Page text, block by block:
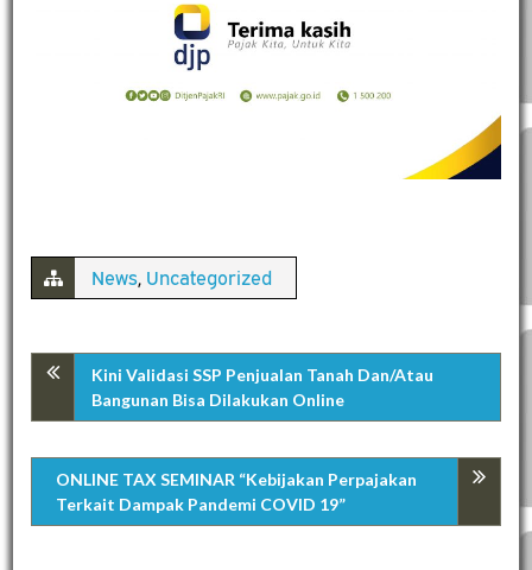
News, Uncategorized
Kini Validasi SSP Penjualan Tanah Dan/Atau
Bangunan Bisa Dilakukan Online
ONLINE TAX SEMINAR “Kebijakan Perpajakan
Terkait Dampak Pandemi COVID 19”